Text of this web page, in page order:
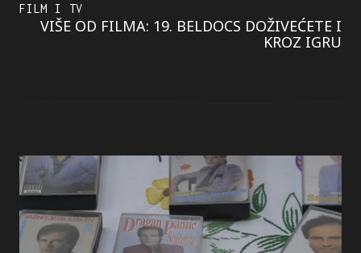
FILM I TV
VIŠE OD FILMA: 19. BELDOCS DOŽIVEĆETE I
KROZ IGRU